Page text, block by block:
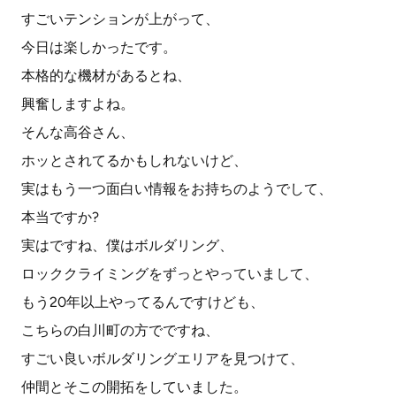
すごいテンションが上がって、
今日は楽しかったです。
本格的な機材があるとね、
興奮しますよね。
そんな高谷さん、
ホッとされてるかもしれないけど、
実はもう一つ面白い情報をお持ちのようでして、
本当ですか?
実はですね、僕はボルダリング、
ロッククライミングをずっとやっていまして、
もう20年以上やってるんですけども、
こちらの白川町の方でですね、
すごい良いボルダリングエリアを見つけて、
仲間とそこの開拓をしていました。